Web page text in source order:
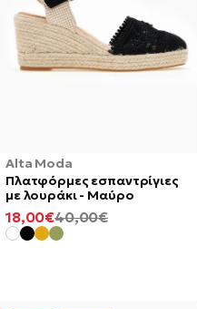
Alta Moda
Πλατφόρμες εσπαντρίγιες
με λουράκι - Μαύρο
ΚΑΝΟΝΙΚΉ
40,00€
ΕΛΆΧΙΣΤΗ
ΤΙΜΉ
18,00€